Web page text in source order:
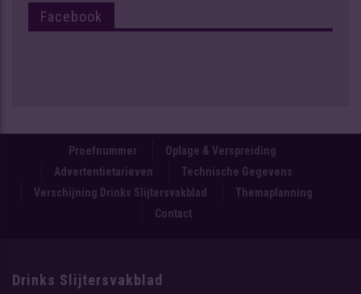
Facebook
Proefnummer
Oplage & Verspreiding
Advertentietarieven
Technische Gegevens
Verschijning Drinks Slijtersvakblad
Themaplanning
Contact
Drinks Slijtersvakblad